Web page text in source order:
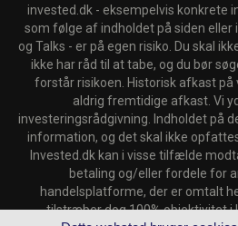
invested.dk - eksempelvis konkrete
som følge af indholdet på siden eller
og Talks - er på egen risiko. Du skal
ikke har råd til at tabe, og du bør
forstår risikoen. Historisk afkast
aldrig fremtidige afkast. Vi
investeringsrådgivning. Indholdet på
information, og det skal ikke
Invested.dk kan i visse tilfælde
betaling og/eller fordele for
handelsplatforme, der er omtalt
tilstræber dog 100% objektivitet i